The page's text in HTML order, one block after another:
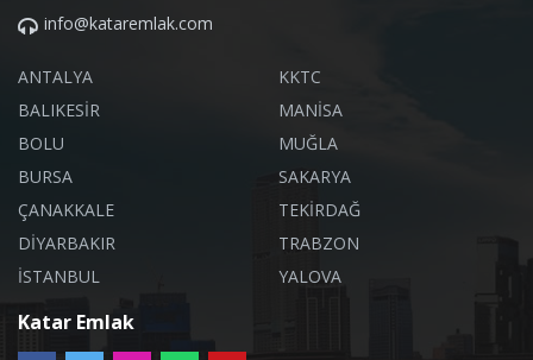
info@kataremlak.com
ANTALYA
BALIKESİR
BOLU
BURSA
ÇANAKKALE
DİYARBAKIR
İSTANBUL
KKTC
MANİSA
MUĞLA
SAKARYA
TEKİRDAĞ
TRABZON
YALOVA
Katar Emlak